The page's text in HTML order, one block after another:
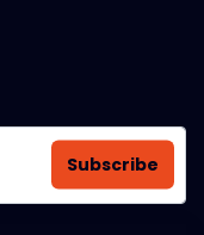
Subscribe